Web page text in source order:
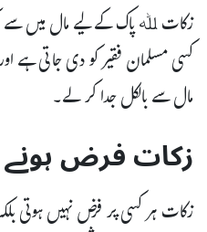
زکات ﷲ پاک کے لیے مال میں سے
کسی مسلمان فقیر کو دی جاتی ہے
مال سے بالکل جدا کر لے۔
زکات فرض
زکات ہر کسی پر فرض نہیں ہوتی